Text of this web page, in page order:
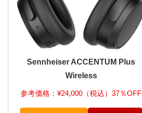
Sennheiser ACCENTUM Plus
Wireless
参考価格：¥24,000（税込）37％OFF